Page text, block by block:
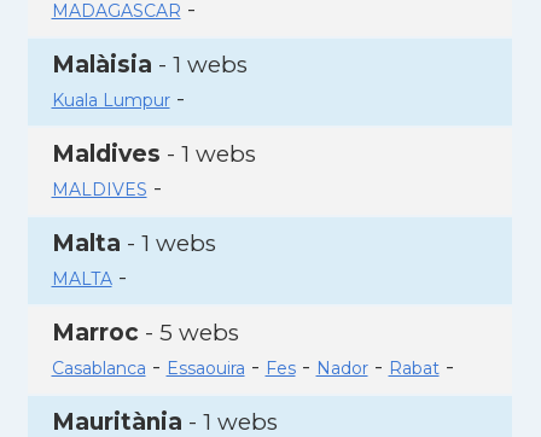
MADAGASCAR -
Malàisia - 1 webs
Kuala Lumpur-
Maldives - 1 webs
MALDIVES -
Malta - 1 webs
MALTA-
Marroc - 5 webs
Casablanca - Essaouira - Fes- Nador- Rabat-
Mauritània - 1 webs